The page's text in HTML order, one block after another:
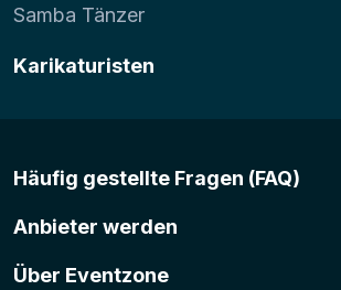
Samba Tänzer
Karikaturisten
Häufig gestellte Fragen (FAQ)
Anbieter werden
Über Eventzone